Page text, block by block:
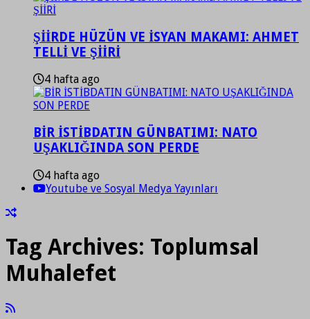
ŞİİRDE HÜZÜN VE İSYAN MAKAMI: AHMET
TELLİ VE ŞİİRİ
4 hafta ago
BİR İSTİBDATIN GÜNBATIMI: NATO
UŞAKLIĞINDA SON PERDE
4 hafta ago
Youtube ve Sosyal Medya Yayınları
Tag Archives: Toplumsal
Muhalefet